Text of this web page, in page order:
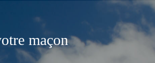
maçon